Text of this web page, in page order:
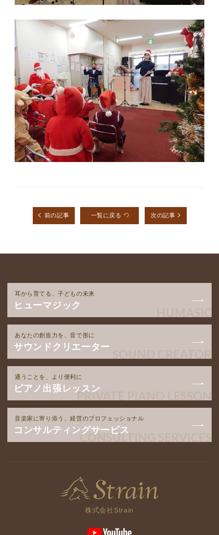
前の記事 一覧に戻る 次の記事
耳から育てる、子どもの未来
ヒューマジック
あなたの創造力を、音で形に
サウンドクリエーター
通うことを、より便利に
PRIVATE PIANO LESSON
ピアノ出張レッスン
音楽家に寄り添う、経営のプロフェッショナル
CONSULTING SERVICES
コンサルティングサービス
株式会社Strain